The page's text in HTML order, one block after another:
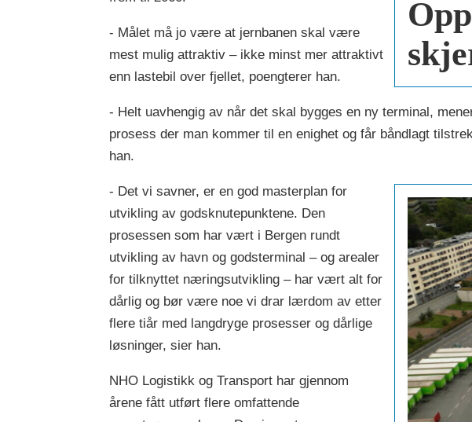
- Målet må jo være at jernbanen skal være
mest mulig attraktiv – ikke minst mer attraktivt
enn lastebil over fjellet, poengterer han.
- Helt uavhengig av når det skal bygges en ny terminal,
prosess der man kommer til en enighet og får båndlagt
han.
- Det vi savner, er en god masterplan for
utvikling av godsknutepunktene. Den
prosessen som har vært i Bergen rundt
utvikling av havn og godsterminal – og arealer
for tilknyttet næringsutvikling – har vært alt for
dårlig og bør være noe vi drar lærdom av etter
flere tiår med langdryge prosesser og dårlige
løsninger, sier han.
NHO Logistikk og Transport har gjennom
årene fått utført flere omfattende